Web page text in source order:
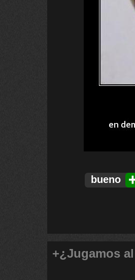
bueno
+¿Jugamos